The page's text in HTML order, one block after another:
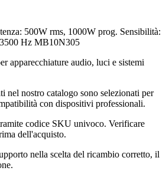
500W rms, 1000W prog. Sensibilità:
Hz MB10N305
apparecchiature audio, luci e sistemi
nel nostro catalogo sono selezionati per
con dispositivi professionali.
codice SKU univoco. Verificare
dell'acquisto.
nella scelta del ricambio corretto, il